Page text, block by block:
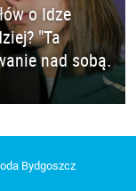
o Idze
"Ta
nad sobą.
Bydgoszcz